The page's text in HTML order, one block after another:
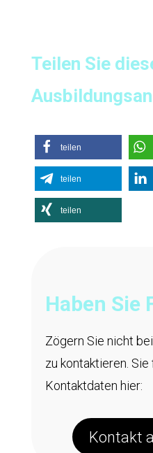
Teilen Sie
teilen
teilen
teilen
Haben Sie
Zögern Sie nicht
zu kontaktieren. Sie
Kontaktdaten hier:
Kontakt